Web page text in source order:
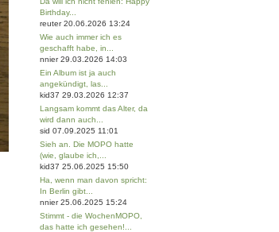
Birthday...
reuter 20.06.2026 13:24
Wie auch immer ich es
geschafft habe, in...
nnier 29.03.2026 14:03
Ein Album ist ja auch
angekündigt, las...
kid37 29.03.2026 12:37
Langsam kommt das Alter, da
wird dann auch...
sid 07.09.2025 11:01
Sieh an. Die MOPO hatte
(wie, glaube ich,...
kid37 25.06.2025 15:50
Ha, wenn man davon spricht:
In Berlin gibt...
nnier 25.06.2025 15:24
Stimmt - die WochenMOPO,
das hatte ich gesehen!...